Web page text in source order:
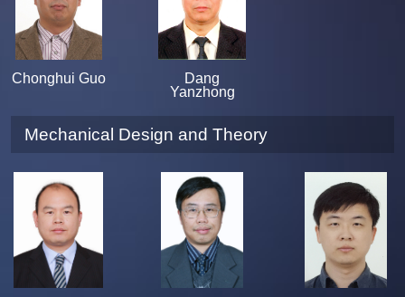
Chonghui Guo
Dang
Yanzhong
Mechanical Design and Theory